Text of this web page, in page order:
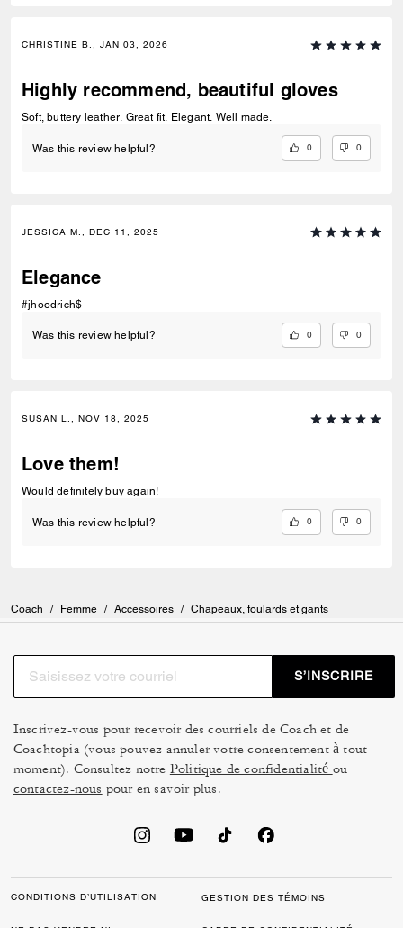
CHRISTINE B., JAN 03, 2026
Highly recommend, beautiful gloves
Soft, buttery leather. Great fit. Elegant. Well made.
Was this review helpful? 0 0
JESSICA M., DEC 11, 2025
Elegance
#jhoodrich$
Was this review helpful? 0 0
SUSAN L., NOV 18, 2025
Love them!
Would definitely buy again!
Was this review helpful? 0 0
Coach / Femme / Accessoires / Chapeaux, foulards et gants
S’INSCRIRE
Inscrivez-vous pour recevoir des courriels de Coach et de
Coachtopia (vous pouvez annuler votre consentement à tout
moment). Consultez notre Politique de confidentialité ou
contactez-nous pour en savoir plus.
CONDITIONS D’UTILISATION GESTION DES TÉMOINS